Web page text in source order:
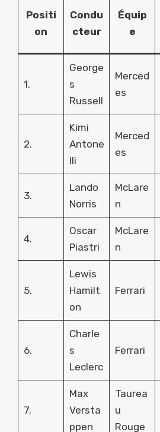
Positi
on
Condu
cteur
Équip
e
1.
George
s
Russell
Merced
es
2.
Kimi
Antone
lli
Merced
es
3.
Lando
Norris
McLare
n
4.
Oscar
Piastri
McLare
n
5.
Lewis
Hamilt
on
Ferrari
6.
Charle
s
Leclerc
Ferrari
7.
Max
Versta
ppen
Taurea
u
Rouge